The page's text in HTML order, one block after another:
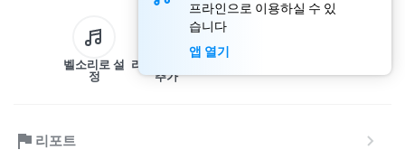
프라인으로 이용하실 수 있
습니다
앱 열기
벨소리로 설
정
라이브러리에
추가
리포트